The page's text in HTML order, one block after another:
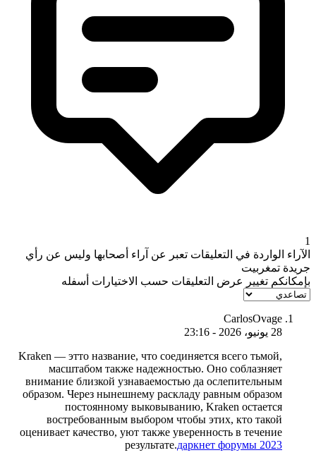
1
الآراء الواردة في التعليقات تعبر عن آراء أصحابها وليس عن رأي
جريدة تمغربيت
بإمكانكم تغيير عرض التعليقات حسب الاختيارات أسفله
CarlosOvage
28 يونيو، 2026 - 23:16
Kraken — этто название, что соединяется всего тьмой,
масштабом также надежностью. Оно соблазняет
внимание близкой узнаваемостью да ослепительным
образом. Через нынешнему раскладу равным образом
постоянному выковыванию, Kraken остается
востребованным выбором чтобы этих, кто такой
оценивает качество, уют также уверенность в течение
результате.даркнет форумы 2023